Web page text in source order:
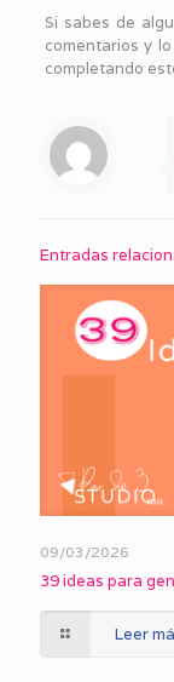
Si sabes de
comentarios y
completando
Entradas
09/03/2026
39 ideas para
Leer